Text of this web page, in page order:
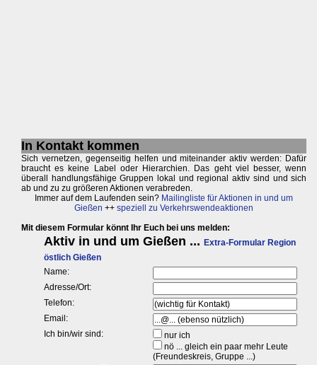
In Kontakt kommen
Sich vernetzen, gegenseitig helfen und miteinander aktiv werden: Dafür
braucht es keine Label oder Hierarchien. Das geht viel besser, wenn
überall handlungsfähige Gruppen lokal und regional aktiv sind und sich
ab und zu zu größeren Aktionen verabreden.
Immer auf dem Laufenden sein? Mailingliste für Aktionen in und um
Gießen ++speziell zu Verkehrswendeaktionen
Mit diesem Formular könnt Ihr Euch bei uns melden: